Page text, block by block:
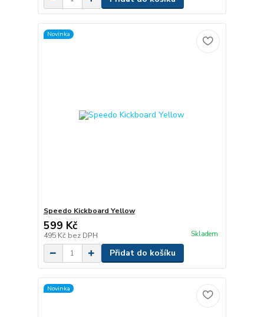
Novinka
Speedo Kickboard Yellow
599 Kč
495 Kč bez DPH Skladem
Přidat do košíku
Novinka